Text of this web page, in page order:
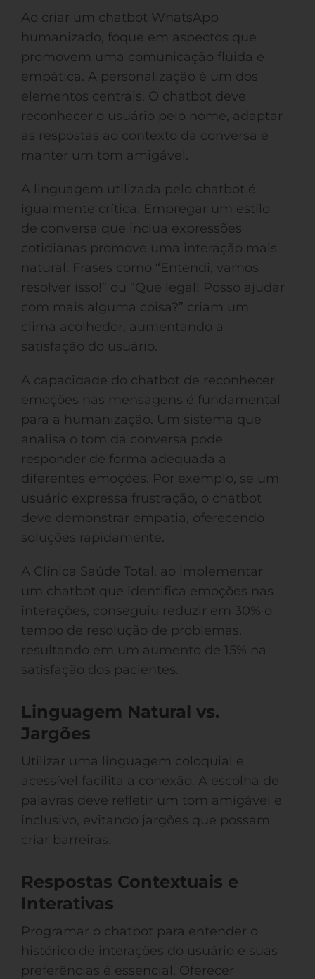
Ao criar um chatbot WhatsApp
humanizado, foque em aspectos que
promovem uma comunicação fluida e
empática. A personalização é um dos
elementos centrais. O chatbot deve
reconhecer o usuário pelo nome, adaptar
as respostas ao contexto da conversa e
manter um tom amigável.
A linguagem utilizada pelo chatbot é
igualmente crítica. Empregar um estilo
de conversa que inclua expressões
cotidianas promove uma interação mais
natural. Frases como “Entendi, vamos
resolver isso!” ou “Que legal! Posso ajudar
com mais alguma coisa?” criam um
clima acolhedor, aumentando a
satisfação do usuário.
A capacidade do chatbot de reconhecer
emoções nas mensagens é fundamental
para a humanização. Um sistema que
analisa o tom da conversa pode
responder de forma adequada a
diferentes emoções. Por exemplo, se um
usuário expressa frustração, o chatbot
deve demonstrar empatia, oferecendo
soluções rapidamente.
A Clínica Saúde Total, ao implementar
um chatbot que identifica emoções nas
interações, conseguiu reduzir em 30% o
tempo de resolução de problemas,
resultando em um aumento de 15% na
satisfação dos pacientes.
Linguagem Natural vs.
Jargões
Utilizar uma linguagem coloquial e
acessível facilita a conexão. A escolha de
palavras deve refletir um tom amigável e
inclusivo, evitando jargões que possam
criar barreiras.
Respostas Contextuais e
Interativas
Programar o chatbot para entender o
histórico de interações do usuário e suas
preferências é essencial. Oferecer